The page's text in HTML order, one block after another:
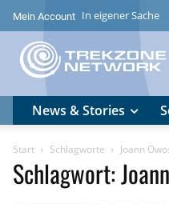
Mein Account In eigener Sache
News & Stories
Start Schlagworte Joann
Schlagwort: